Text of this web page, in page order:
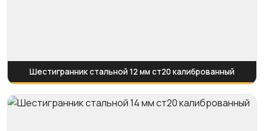
Шестигранник стальной 12 мм ст20 калиброванный